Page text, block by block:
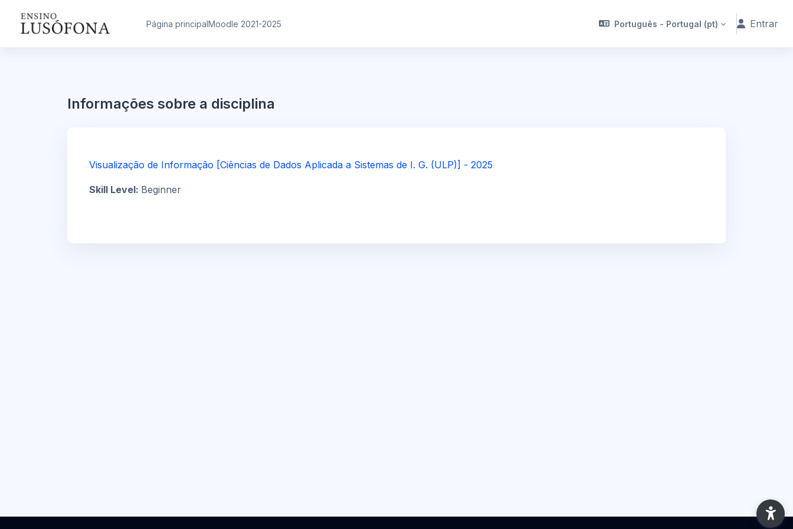
Página principalMoodle 2021-2025 Português - Portugal ‎(pt)‎ Entrar
Informações sobre a disciplina
Visualização de Informação [Ciências de Dados Aplicada a Sistemas de I. G. (ULP)] - 2025
Skill Level: Beginner